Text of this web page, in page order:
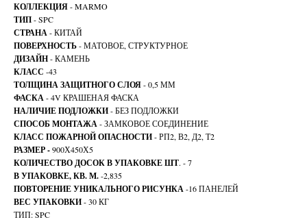
КОЛЛЕКЦИЯ- MARMO
ТИП- SPC
СТРАНА- КИТАЙ
ПОВЕРХНОСТЬ- МАТОВОЕ, СТРУКТУРНОЕ
ДИЗАЙН- КАМЕНЬ
КЛАСС -43
ТОЛЩИНА ЗАЩИТНОГО СЛОЯ- 0,5 ММ
ФАСКА- 4V КРАШЕНАЯ ФАСКА
НАЛИЧИЕ ПОДЛОЖКИ- БЕЗ ПОДЛОЖКИ
СПОСОБ МОНТАЖА- ЗАМКОВОЕ СОЕДИНЕНИЕ
КЛАСС ПОЖАРНОЙ ОПАСНОСТИ- РП2, В2, Д2, Т2
РАЗМЕР -900Х450Х5
КОЛИЧЕСТВО ДОСОК В УПАКОВКЕ ШТ. - 7
В УПАКОВКЕ, КВ. М.-2,835
ПОВТОРЕНИЕ УНИКАЛЬНОГО РИСУНКА-16 ПАНЕЛЕЙ
ВЕС УПАКОВКИ- 30 КГ
ТИП: SPC